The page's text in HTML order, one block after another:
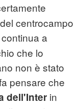
centrocampo
continua a
che lo
non è stato
pensare che
dell'Inter in